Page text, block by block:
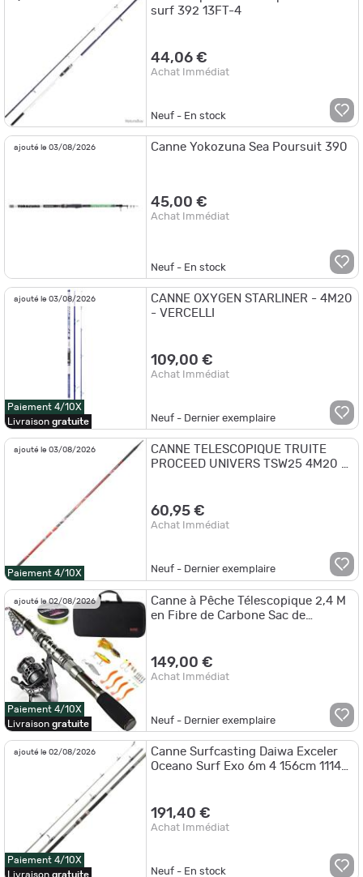
surf 392 13FT-4
44,06 €
Achat Immédiat
Neuf - En stock
ajouté le 03/08/2026 Canne Yokozuna Sea Poursuit 390
45,00 €
Achat Immédiat
Neuf - En stock
ajouté le 03/08/2026
Paiement 4/10X
Livraison gratuite
CANNE OXYGEN STARLINER - 4M20
- VERCELLI
109,00 €
Achat Immédiat
Neuf - Dernier exemplaire
ajouté le 03/08/2026
Paiement 4/10X
CANNE TELESCOPIQUE TRUITE
PROCEED UNIVERS TSW25 4M20 -
60,95 €
Achat Immédiat
Neuf - Dernier exemplaire
ajouté le 02/08/2026
Paiement 4/10X
Livraison gratuite
Canne à Pêche Télescopique 2,4 M
en Fibre de Carbone Sac de
149,00 €
Achat Immédiat
Neuf - Dernier exemplaire
ajouté le 02/08/2026
Paiement 4/10X
Livraison gratuite
Canne Surfcasting Daiwa Exceler
Oceano Surf Exo 6m 4 156cm 1114g
191,40 €
Achat Immédiat
Neuf - En stock